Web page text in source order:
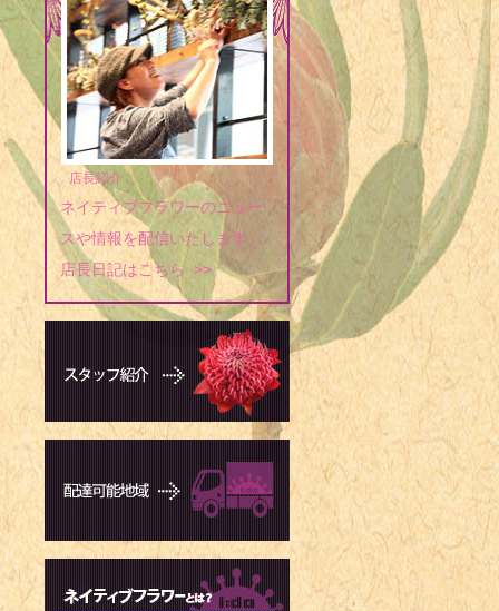
店長紹介
ネイティブフラワーのニュー
スや情報を配信いたします。
店長日記はこちら >>